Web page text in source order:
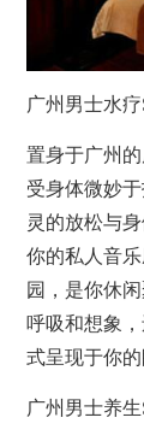
广州男士水疗
置身于广州
受身体微妙
灵的放松与
你的私人音
园，是你休
呼吸和想象
式呈现于你的
广州男士养生